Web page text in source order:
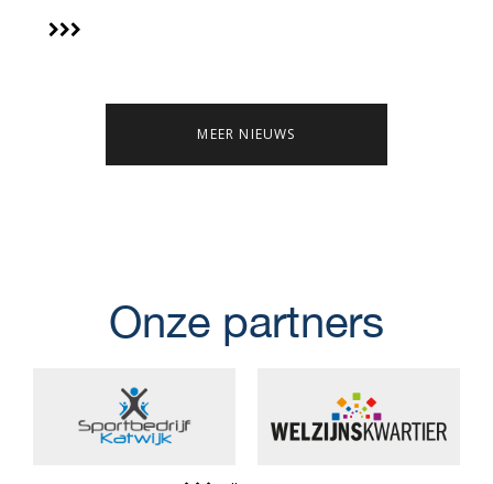
MEER NIEUWS
Onze partners